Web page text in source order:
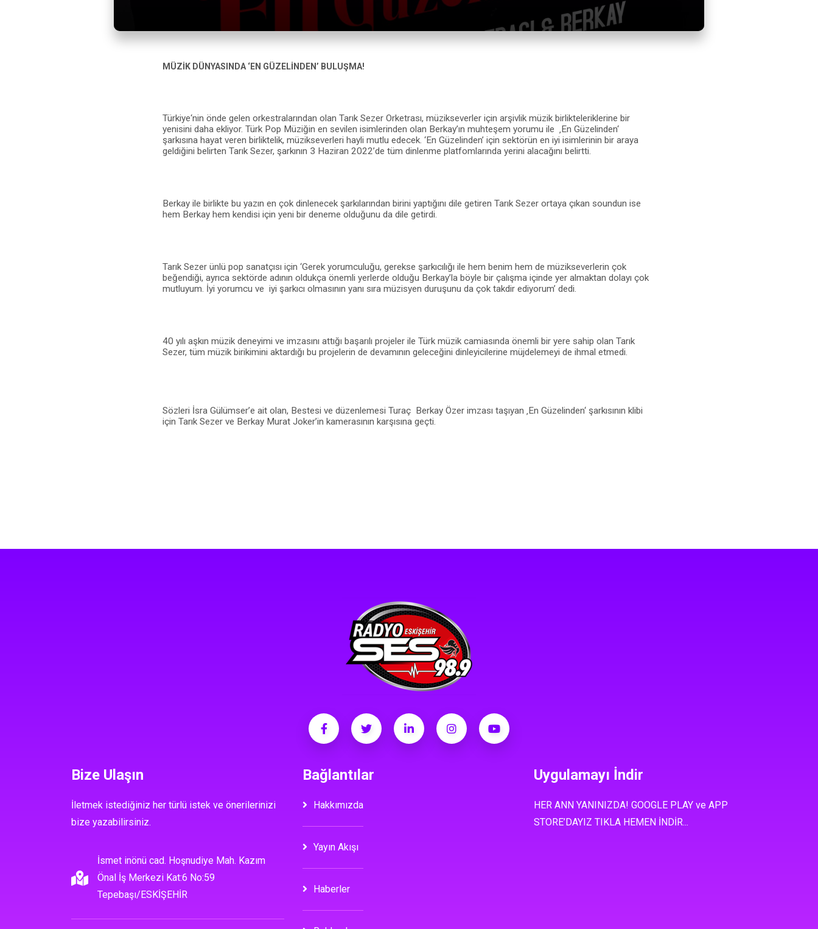
MÜZİK DÜNYASINDA ‘EN GÜZELİNDEN’ BULUŞMA!
Türkiye‘nin önde gelen orkestralarından olan Tarık Sezer Orketrası, müzikseverler için arşivlik müzik birlikteleriklerine bir
yenisini daha ekliyor. Türk Pop Müziğin en sevilen isimlerinden olan Berkay’ın muhteşem yorumu ile ‚En Güzelinden‘
şarkısına hayat veren birliktelik, müzikseverleri hayli mutlu edecek. ‘En Güzelinden’ için sektörün en iyi isimlerinin bir araya
geldiğini belirten Tarık Sezer, şarkının 3 Haziran 2022’de tüm dinlenme platfomlarında yerini alacağını belirtti.
Berkay ile birlikte bu yazın en çok dinlenecek şarkılarından birini yaptığını dile getiren Tarık Sezer ortaya çıkan soundun ise
hem Berkay hem kendisi için yeni bir deneme olduğunu da dile getirdi.
Tarık Sezer ünlü pop sanatçısı için ‘Gerek yorumculuğu, gerekse şarkıcılığı ile hem benim hem de müzikseverlerin çok
beğendiği, ayrıca sektörde adının oldukça önemli yerlerde olduğu Berkay’la böyle bir çalışma içinde yer almaktan dolayı çok
mutluyum. İyi yorumcu ve iyi şarkıcı olmasının yanı sıra müzisyen duruşunu da çok takdir ediyorum’ dedi.
40 yılı aşkın müzik deneyimi ve imzasını attığı başarılı projeler ile Türk müzik camiasında önemli bir yere sahip olan Tarık
Sezer, tüm müzik birikimini aktardığı bu projelerin de devamının geleceğini dinleyicilerine müjdelemeyi de ihmal etmedi.
Sözleri İsra Gülümser’e ait olan, Bestesi ve düzenlemesi Turaç Berkay Özer imzası taşıyan ‚En Güzelinden‘ şarkısının klibi
için Tarık Sezer ve Berkay Murat Joker’in kamerasının karşısına geçti.
Bize Ulaşın
İletmek istediğiniz her türlü istek ve önerilerinizi
bize yazabilirsiniz.
İsmet inönü cad. Hoşnudiye Mah. Kazım
Önal İş Merkezi Kat:6 No:59
Tepebaşı/ESKİŞEHİR
Bağlantılar
Hakkımızda
Yayın Akışı
Haberler
Uygulamayı İndir
HER ANN YANINIZDA! GOOGLE PLAY ve APP
STORE’DAYIZ TIKLA HEMEN İNDİR...